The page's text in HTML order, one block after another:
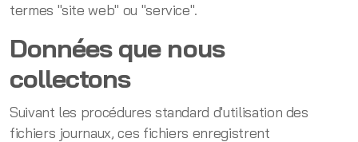
termes "site web" ou "service".
Données que nous
collectons
Suivant les procédures standard d'utilisation des
fichiers journaux, ces fichiers enregistrent